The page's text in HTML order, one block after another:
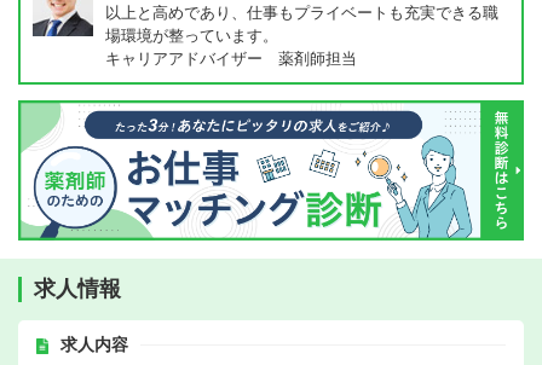
以上と高めであり、仕事もプライベートも充実できる職
場環境が整っています。
キャリアアドバイザー 薬剤師担当
求人情報
求人内容